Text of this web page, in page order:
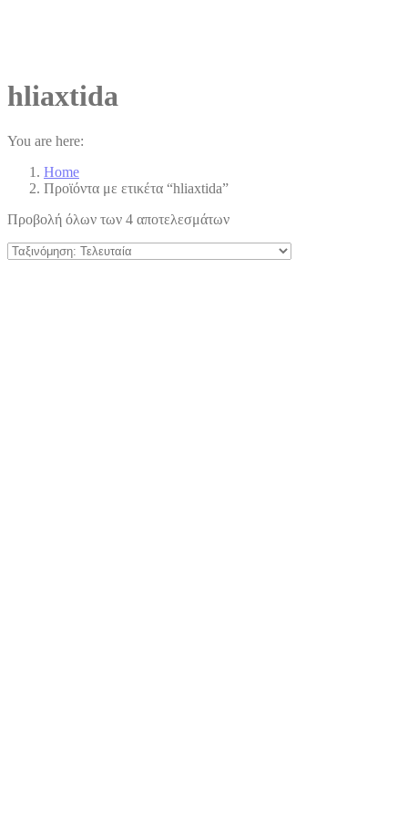
hliaxtida
You are here:
Home
Προϊόντα με ετικέτα “hliaxtida”
Προβολή όλων των 4 αποτελεσμάτων